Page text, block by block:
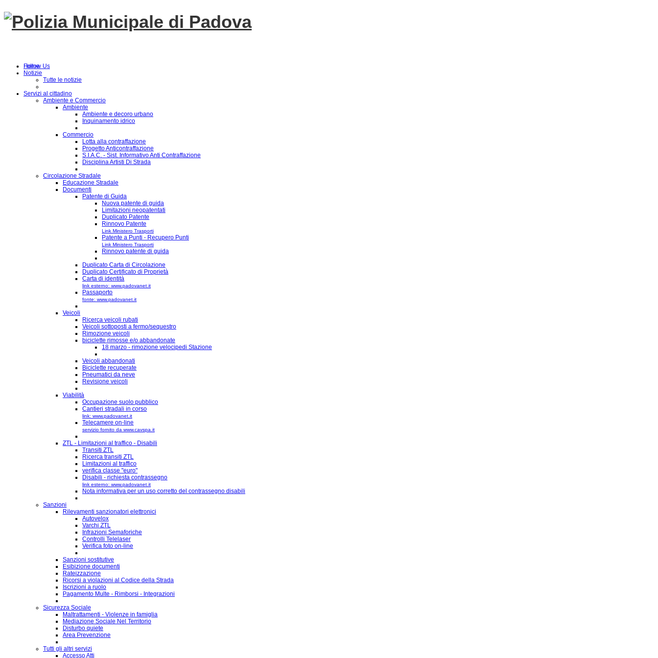
Follow Us
Home
Notizie
Tutte le notizie
Servizi al cittadino
Ambiente e Commercio
Ambiente
Ambiente e decoro urbano
Inquinamento idrico
Commercio
Lotta alla contraffazione
Progetto Anticontraffazione
S.I.A.C. - Sist. Informativo Anti Contraffazione
Disciplina Artisti Di Strada
Circolazione Stradale
Educazione Stradale
Documenti
Patente di Guida
Nuova patente di guida
Limitazioni neopatentati
Duplicato Patente
Rinnovo Patente
Link Ministero Trasporti
Patente a Punti - Recupero Punti
Link Ministero Trasporti
Rinnovo patente di guida
Duplicato Carta di Circolazione
Duplicato Certificato di Proprietà
Carta di identità
link esterno: www.padovanet.it
Passaporto
fonte: www.padovanet.it
Veicoli
Ricerca veicoli rubati
Veicoli sottoposti a fermo/sequestro
Rimozione veicoli
biciclette rimosse e/o abbandonate
18 marzo - rimozione velocipedi Stazione
Veicoli abbandonati
Biciclette recuperate
Pneumatici da neve
Revisione veicoli
Viabilità
Occupazione suolo pubblico
Cantieri stradali in corso
link: www.padovanet.it
Telecamere on-line
servizio fornito da www.cavspa.it
ZTL - Limitazioni al traffico - Disabili
Transiti ZTL
Ricerca transiti ZTL
Limitazioni al traffico
verifica classe "euro"
Disabili - richiesta contrassegno
link esterno: www.padovanet.it
Nota informativa per un uso corretto del contrassegno disabili
Sanzioni
Rilevamenti sanzionatori elettronici
Autovelox
Varchi ZTL
Infrazioni Semaforiche
Controlli Telelaser
Verifica foto on-line
Sanzioni sostitutive
Esibizione documenti
Rateizzazione
Ricorsi a violazioni al Codice della Strada
Iscrizioni a ruolo
Pagamento Multe - Rimborsi - Integrazioni
Sicurezza Sociale
Maltrattamenti - Violenze in famiglia
Mediazione Sociale Nel Territorio
Disturbo quiete
Area Prevenzione
Tutti gli altri servizi
Accesso Atti